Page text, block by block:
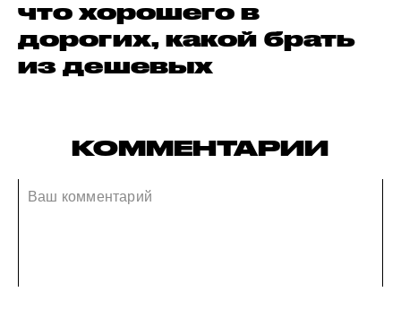
что хорошего в
дорогих, какой брать
из дешевых
КОММЕНТАРИИ